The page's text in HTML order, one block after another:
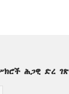
ሕጋዊ ድረ ገጽ